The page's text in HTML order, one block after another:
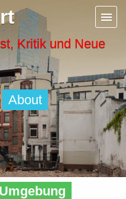
Kritik und Neue
About